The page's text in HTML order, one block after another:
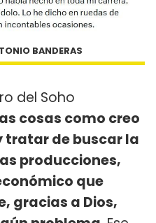
BANDERAS
del Soho
cosas como creo
tratar de buscar la
producciones,
que
gracias a Dios,